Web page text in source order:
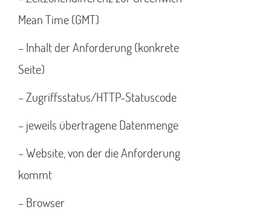
Mean Time (GMT)
– Inhalt der Anforderung (konkrete
Seite)
– Zugriffsstatus/HTTP-Statuscode
– jeweils übertragene Datenmenge
– Website, von der die Anforderung
kommt
– Browser